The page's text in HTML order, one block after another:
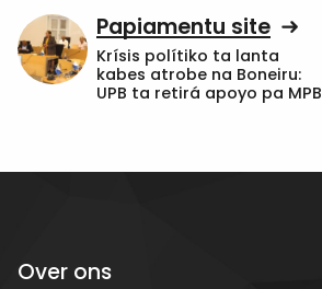
Papiamentu site
Krísis polítiko ta lanta
kabes atrobe na Boneiru:
UPB ta retirá apoyo pa MPB
Over ons